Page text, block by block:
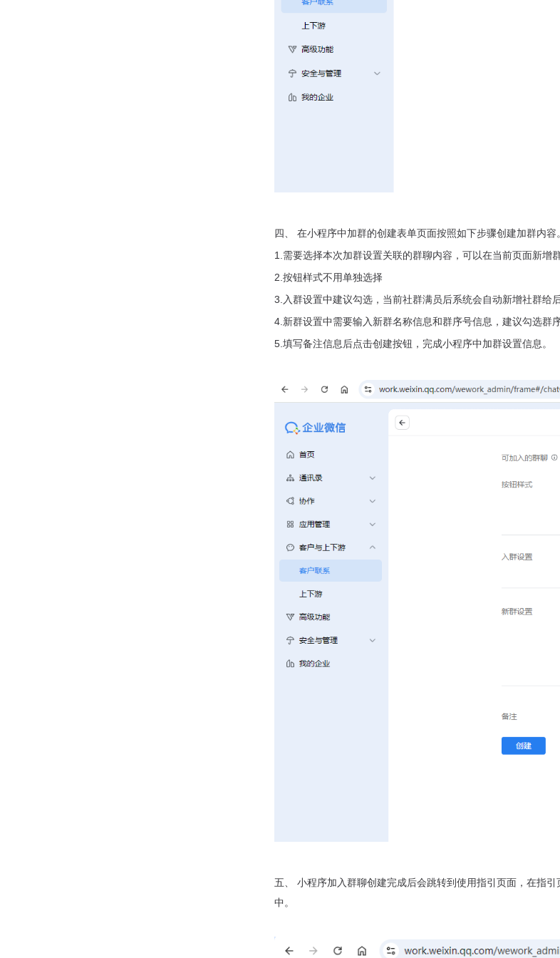
四、 在小程序中加群的创建表单页面按照如下步骤创建加群内容。
1.需要选择本次加群设置关联的群聊内容，可以在当前页面新增
2.按钮样式不用单独选择
3.入群设置中建议勾选，当前社群满员后系统会自动新增社群给
4.新群设置中需要输入新群名称信息和群序号信息，建议勾选群
5.填写备注信息后点击创建按钮，完成小程序中加群设置信息。
五、 小程序加入群聊创建完成后会跳转到使用指引页面，在指
中。